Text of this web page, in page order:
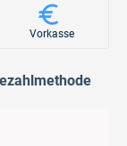
Vorkasse